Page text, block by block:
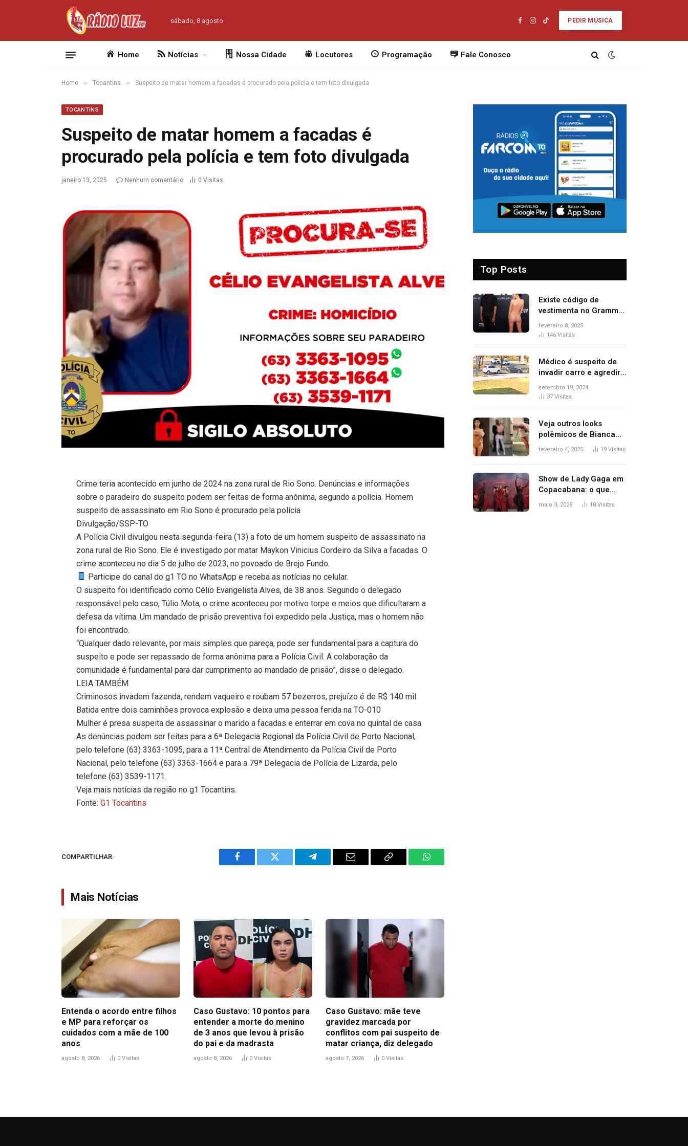
sábado, 8 agosto
Facebook
Instagram
TikTok
PEDIR MÚSICA
Home Notícias Nossa Cidade Locutores Programação Fale Conosco
Home » Tocantins » Suspeito de matar homem a facadas é procurado pela polícia e tem foto divulgada
TOCANTINS
Suspeito de matar homem a facadas é
procurado pela polícia e tem foto divulgada
janeiro 13, 2025 Nenhum comentário 0 Visitas
Crime teria acontecido em junho de 2024 na zona rural de Rio Sono. Denúncias e informações
sobre o paradeiro do suspeito podem ser feitas de forma anônima, segundo a polícia. Homem
suspeito de assassinato em Rio Sono é procurado pela polícia
Divulgação/SSP-TO
A Polícia Civil divulgou nesta segunda-feira (13) a foto de um homem suspeito de assassinato na
zona rural de Rio Sono. Ele é investigado por matar Maykon Vinicius Cordeiro da Silva a facadas. O
crime aconteceu no dia 5 de julho de 2023, no povoado de Brejo Fundo.
Participe do canal do g1 TO no WhatsApp e receba as notícias no celular.
O suspeito foi identificado como Célio Evangelista Alves, de 38 anos. Segundo o delegado
responsável pelo caso, Túlio Mota, o crime aconteceu por motivo torpe e meios que dificultaram a
defesa da vítima. Um mandado de prisão preventiva foi expedido pela Justiça, mas o homem não
foi encontrado.
“Qualquer dado relevante, por mais simples que pareça, pode ser fundamental para a captura do
suspeito e pode ser repassado de forma anônima para a Polícia Civil. A colaboração da
comunidade é fundamental para dar cumprimento ao mandado de prisão”, disse o delegado.
LEIA TAMBÉM
Criminosos invadem fazenda, rendem vaqueiro e roubam 57 bezerros; prejuízo é de R$ 140 mil
Batida entre dois caminhões provoca explosão e deixa uma pessoa ferida na TO-010
Mulher é presa suspeita de assassinar o marido a facadas e enterrar em cova no quintal de casa
As denúncias podem ser feitas para a 6ª Delegacia Regional da Polícia Civil de Porto Nacional,
pelo telefone (63) 3363-1095, para a 11ª Central de Atendimento da Polícia Civil de Porto
Nacional, pelo telefone (63) 3363-1664 e para a 79ª Delegacia de Polícia de Lizarda, pelo
telefone (63) 3539-1171.
Veja mais notícias da região no g1 Tocantins.
Fonte:G1 Tocantins
COMPARTILHAR.
Facebook Twitter Telegram Email
Copy
WhatsApp
Mais Notícias
Entenda o acordo entre filhos
e MP para reforçar os
cuidados com a mãe de 100
anos
agosto 8, 2026 0 Visitas
Caso Gustavo: 10 pontos para
entender a morte do menino
de 3 anos que levou à prisão
do pai e da madrasta
agosto 8, 2026 0 Visitas
Caso Gustavo: mãe teve
gravidez marcada por
conflitos com pai suspeito de
matar criança, diz delegado
agosto 7, 2026 0 Visitas
Top Posts
Existe código de
vestimenta no Grammy?
Questionamento surgiu
após Bianca Censori,
premiação
fevereiro 8, 2025
146 Visitas
Médico é suspeito de
invadir carro e agredir
delegado aposentado
durante confusão no
setembro 19, 2024
37 Visitas
Veja outros looks
polêmicos de Bianca
Censori, esposa de
Grammy 2025
fevereiro 4, 2025 19 Visitas
Show de Lady Gaga em
Copacabana: o que
esperar, horários,
maio 3, 2025 18 Visitas